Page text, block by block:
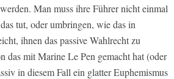
Man muss ihre Führer nicht einmal
tut, oder umbringen, wie das in
ihnen das passive Wahlrecht zu
das mit Marine Le Pen gemacht hat (oder
in diesem Fall ein glatter Euphemismus